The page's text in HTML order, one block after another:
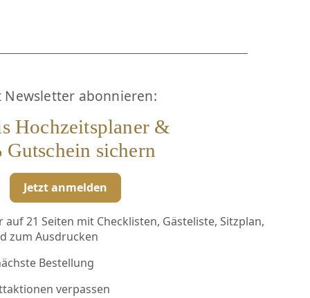
Newsletter abonnieren:
Hochzeitsplaner &
Gutschein sichern
Jetzt anmelden
21 Seiten mit Checklisten, Gästeliste, Sitzplan,
zum Ausdrucken
Bestellung
verpassen